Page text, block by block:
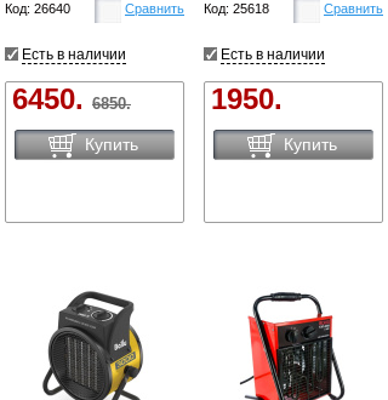
Код: 26640 Сравнить
Есть в наличии
6450. 6850.
Купить
Код: 25618 Сравнить
Есть в наличии
1950.
Купить